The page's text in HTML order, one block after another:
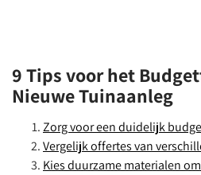
9 Tips voor het
Nieuwe Tuinaanleg
Zorg voor een duidelijk
Vergelijk offertes van
Kies duurzame materialen